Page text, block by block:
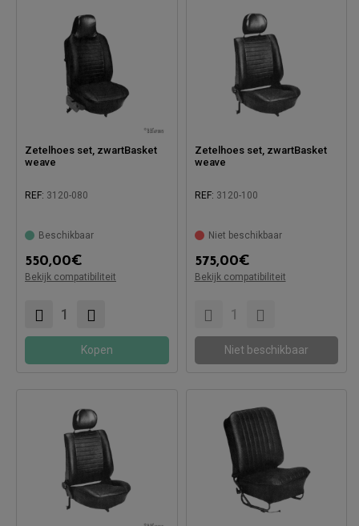
Zetelhoes set, zwartBasket
weave
REF: 3120-080
Beschikbaar
550,00€
Bekijk compatibiliteit
Kopen
Zetelhoes set, zwartBasket
weave
REF: 3120-100
Niet beschikbaar
575,00€
Bekijk compatibiliteit
Niet beschikbaar